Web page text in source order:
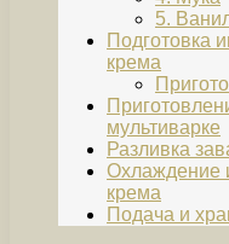
5.
Подготовка
крема
мультиварке
Разливка
Охлаждение
крема
Подача и